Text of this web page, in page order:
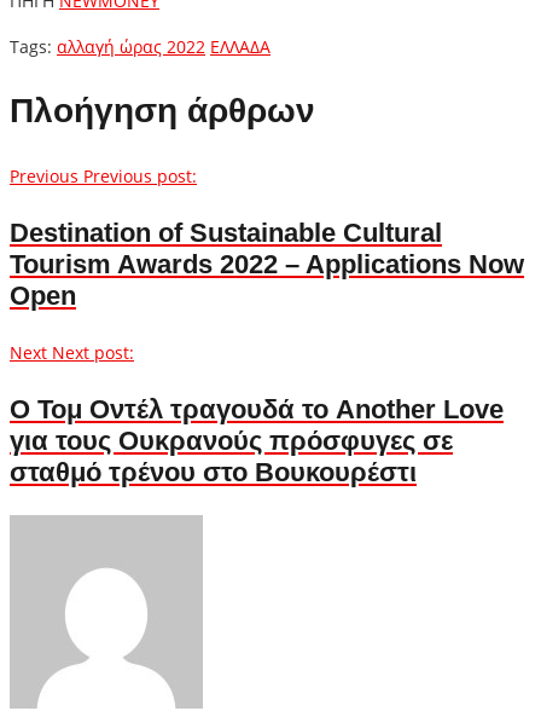
Tags: αλλαγή ώρας 2022 ΕΛΛΑΔΑ
Πλοήγηση άρθρων
Previous Previous post:
Destination of Sustainable Cultural
Tourism Awards 2022 – Applications Now
Open
Next Next post:
Ο Τομ Οντέλ τραγουδά το Another Love
για τους Ουκρανούς πρόσφυγες σε
σταθμό τρένου στο Βουκουρέστι